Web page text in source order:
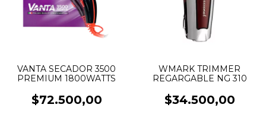
VANTA SECADOR 3500
PREMIUM 1800WATTS
$72.500,00
WMARK TRIMMER
REGARGABLE NG 310
$34.500,00